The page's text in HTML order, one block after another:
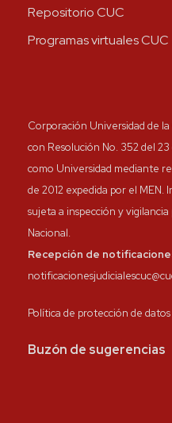
Repositorio CUC
Programas virtuales CUC
Corporación Universidad de
con Resolución No. 352 del
como Universidad mediante
de 2012 expedida por el
sujeta a inspección y
Nacional.
Recepción de
Política de protección de datos
Buzón de sugerencias